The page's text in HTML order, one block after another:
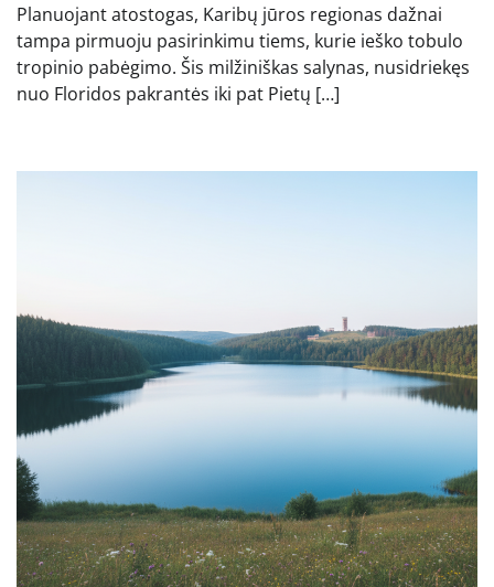
Planuojant atostogas, Karibų jūros regionas dažnai
tampa pirmuoju pasirinkimu tiems, kurie ieško tobulo
tropinio pabėgimo. Šis milžiniškas salynas, nusidriekęs
nuo Floridos pakrantės iki pat Pietų […]